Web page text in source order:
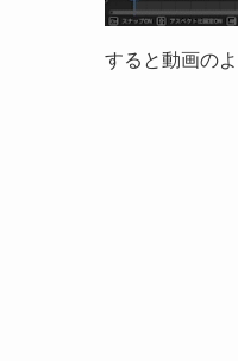
すると動画の